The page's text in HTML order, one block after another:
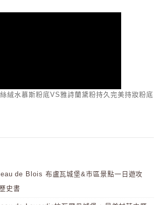
絨水慕斯粉底VS雅詩蘭黛粉持久完美持妝粉底
de Blois 布盧瓦城堡&市區景點一日遊攻
史書